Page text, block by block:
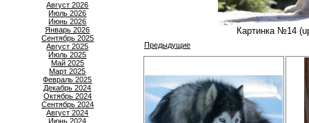
Август 2026
Июль 2026
Июнь 2026
Январь 2026
Сентябрь 2025
Август 2025
Июль 2025
Май 2025
Март 2025
Февраль 2025
Декабрь 2024
Октябрь 2024
Сентябрь 2024
Август 2024
Июнь 2024
Картинка №14
Предыдущие